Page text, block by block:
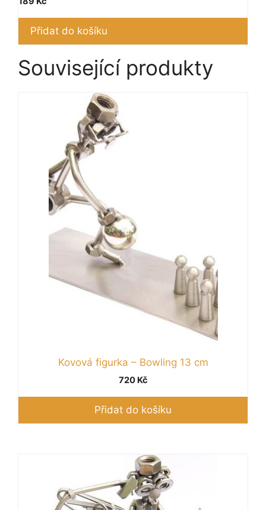
Přidat do košíku
Související produkty
Kovová figurka – Bowling 13 cm
720 Kč
Přidat do košíku